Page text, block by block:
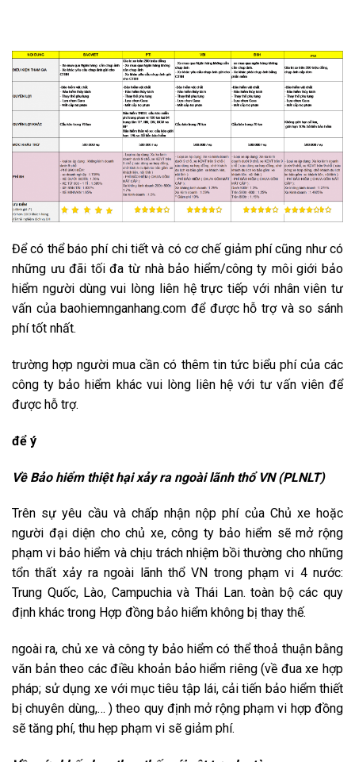
Để có thể báo phí chi tiết và có cơ chế giảm phí cũng như có
những ưu đãi tối đa từ nhà bảo hiểm/công ty môi giới bảo
hiểm người dùngvui lòng liên hệtrực tiếp với nhân viên tư
vấn của baohiemnganhang.com để được hỗ trợ và so sánh
phí tốt nhất.
trường hợp người mua cần có thêm tin tứcbiểu phí củacác
công ty bảo hiểm khác vui lòng liên hệ với tư vấn viên để
được hỗ trợ.
để ý
Về Bảo hiểm thiệt hại xảy ra ngoài lãnh thổ VN(PLNLT)
Trên sự yêu cầu và chấp nhận nộp phí của Chủ xe hoặc
người đại diện cho chủ xe, công ty bảo hiểm sẽ mở rộng
phạm vi bảo hiểm và chịu trách nhiệm bồi thường cho những
tổn thất xảy ra ngoài lãnh thổVN trong phạm vi 4 nước:
Trung Quốc, Lào, Campuchia và Thái Lan.toàn bộcácquy
định khác trong Hợp đồng bảo hiểm không bị thay thế.
ngoài ra, chủ xe và công ty bảo hiểm có thể thoả thuận bằng
văn bản theo các điều khoản bảo hiểm riêng (về đua xe hợp
pháp; sử dụng xe vớimục tiêu tập lái,cải tiến bảo hiểmthiết
bị chuyên dùng,… ) theo quy định mở rộng phạm vi hợp đồng
sẽ tăng phí, thu hẹp phạm vi sẽ giảm phí.